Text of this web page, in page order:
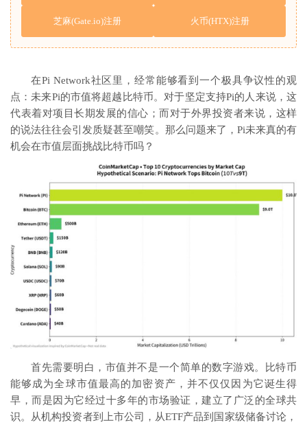
芝麻(Gate.io)注册 火币(HTX)注册
在Pi Network社区里，经常能够看到一个极具争议性的观
点：未来Pi的市值将超越比特币。对于坚定支持Pi的人来说，这
代表着对项目长期发展的信心；而对于外界投资者来说，这样
的说法往往会引发质疑甚至嘲笑。那么问题来了，Pi未来真的有
机会在市值层面挑战比特币吗？
首先需要明白，市值并不是一个简单的数字游戏。比特币
能够成为全球市值最高的加密资产，并不仅仅因为它诞生得
早，而是因为它经过十多年的市场验证，建立了广泛的全球共
识。从机构投资者到上市公司，从ETF产品到国家级储备讨论，